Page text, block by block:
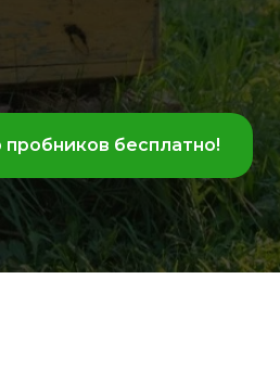
пробников бесплатно!